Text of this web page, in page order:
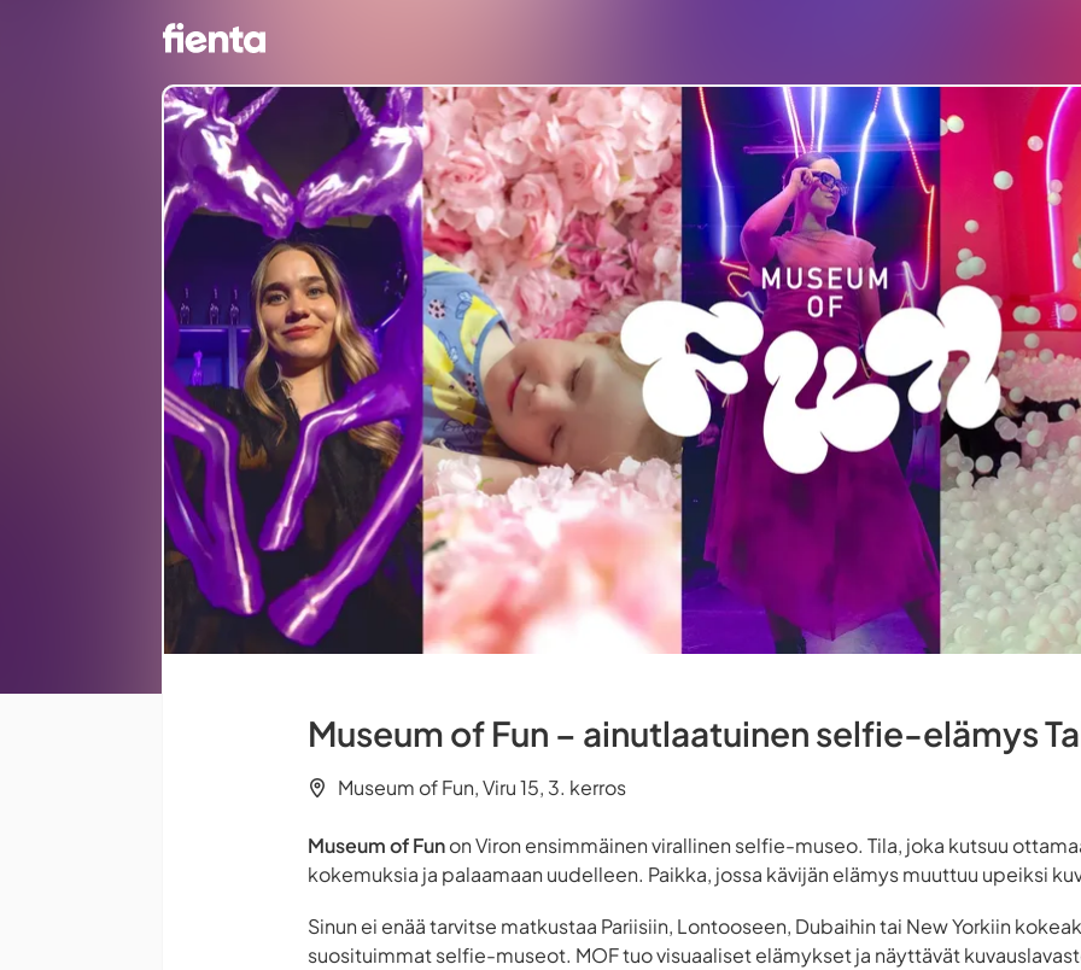
Museum of Fun – ainutlaatuinen selfie-elämys
Museum of Fun, Viru 15, 3. kerros
Museum of Funon Viron ensimmäinen virallinen selfie-museo. Tila, joka kutsuu
kokemuksia ja palaamaan uudelleen. Paikka, jossa kävijän elämys muuttuu upeiksi
Sinun ei enää tarvitse matkustaa Pariisiin, Lontooseen, Dubaihin tai New Yorkiin
suosituimmat selfie-museot. MOF tuo visuaaliset elämykset ja näyttävät